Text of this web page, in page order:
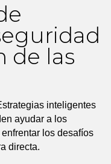
de las
inteligentes
ayudar a los
los desafíos
directa.